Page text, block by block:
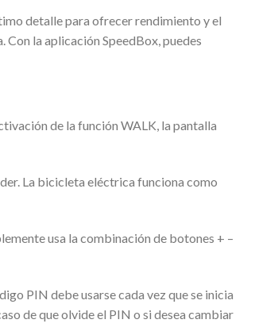
detalle para ofrecer rendimiento y el
la aplicación SpeedBox, puedes
de la función WALK, la pantalla
La bicicleta eléctrica funciona como
usa la combinación de botones + –
PIN debe usarse cada vez que se inicia
de que olvide el PIN o si desea cambiar